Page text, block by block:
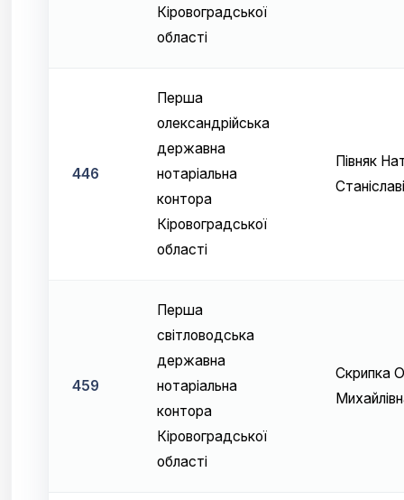
Кіровоградської
області
446
Перша
олександрійська
державна
нотаріальна
контора
Кіровоградської
області
Півняк
459
Перша
світловодська
державна
нотаріальна
контора
Кіровоградської
області
Скрипка